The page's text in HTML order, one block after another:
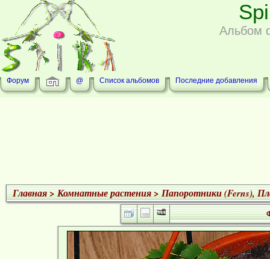
Альбом
Форум @ Список альбомов Последние добавления
Главная>Комнатные растения>Папоротники (Ferns),